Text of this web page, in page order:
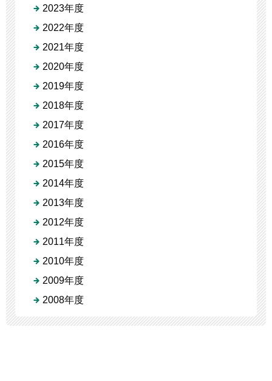
2023年度
2022年度
2021年度
2020年度
2019年度
2018年度
2017年度
2016年度
2015年度
2014年度
2013年度
2012年度
2011年度
2010年度
2009年度
2008年度